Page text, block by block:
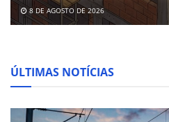
8 DE AGOSTO DE 2026
ÚLTIMAS NOTÍCIAS